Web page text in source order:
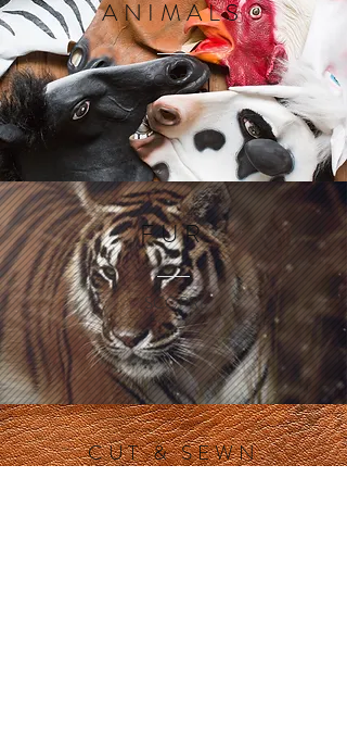
ANIMALS
SCOPRI
FUR
SCOPRI
CUT & SEWN